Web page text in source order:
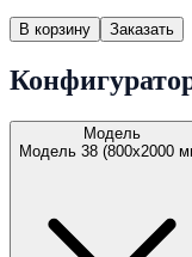
В корзину Заказать
Модель
Модель 38 (800х2000